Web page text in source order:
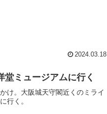
2024.03.18
ミュージアムに行く
け。大阪城天守閣近くのミライ
行く。